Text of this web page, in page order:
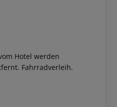
Hotel werden
Fahrradverleih.